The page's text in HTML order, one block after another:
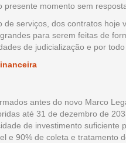
momento sem
de serviços, dos contratos
para serem feitas de
de judicialização e por
antes do novo Marco
até 31 de dezembro de
de investimento
e 90% de coleta e tratamento